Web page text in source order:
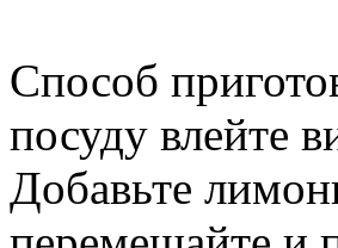
Способ
посуду влейте
Добавьте